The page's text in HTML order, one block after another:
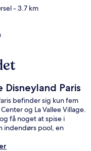
- 3.7 km
Disneyland Paris
befinder sig kun fem
og La Vallee Village.
få noget at spise i
indendørs pool, en